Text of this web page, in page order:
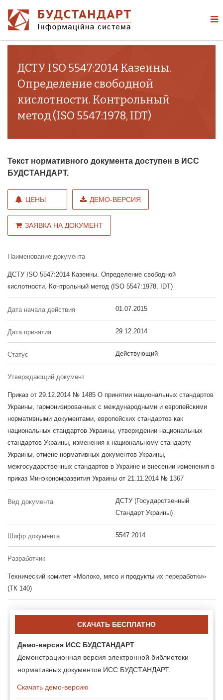
ДСТУ ISO 5547:2014 Казеины.
Определение свободной
кислотности. Контрольный
метод (ISO 5547:1978, IDT)
Текст нормативного документа доступен в ИСС
БУДСТАНДАРТ.
ЦЕНЫ ДЕМО-ВЕРСИЯ
ЗАЯВКА НА ДОКУМЕНТ
Наименование документа
ДСТУ ISO 5547:2014 Казеины. Определение свободной
кислотности. Контрольный метод (ISO 5547:1978, IDT)
Дата начала действия 01.07.2015
Дата принятия 29.12.2014
Статус Действующий
Утверждающий документ
Приказ от 29.12.2014 № 1485 О принятии национальных стандартов
Украины, гармонизированных с международными и европейскими
нормативными документами, европейских стандартов как
национальных стандартов Украины, утверждении национальных
стандартов Украины, изменения к национальному стандарту
Украины, отмене нормативных документов Украины,
межгосударственных стандартов в Украине и внесении изменения в
приказ Минэкономразвития Украины от 21.11.2014 № 1367
Вид документа
ДСТУ (Государственный
Стандарт Украины)
Шифр документа 5547:2014
Разработчик
Технический комитет «Молоко, мясо и продукты их переработки»
(ТК 140)
СКАЧАТЬ БЕСПЛАТНО
Демо-версия ИСС БУДСТАНДАРТ
Демонстрационная версия электронной библиотеки
нормативных документов ИСС БУДСТАНДАРТ.
Скачать демо-версию